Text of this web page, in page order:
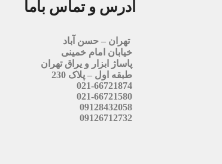
آدرس و تماس باما
تهران – حسن آباد
خیابان امام خمینی
پاساژ ابزار و یراق تهران
طبقه اول – پلاک 230
021-66721874
021-66721580
09128432058
09126712732